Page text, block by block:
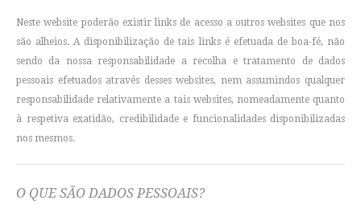
Neste website poderão existir links de acesso a outros websites que nos
são alheios. A disponibilização de tais links é efetuada de boa-fé, não
sendo da nossa responsabilidade a recolha e tratamento de dados
pessoais efetuados através desses websites, nem assumindos qualquer
responsabilidade relativamente a tais websites, nomeadamente quanto
à respetiva exatidão, credibilidade e funcionalidades disponibilizadas
nos mesmos.
O QUE SÃO DADOS PESSOAIS?